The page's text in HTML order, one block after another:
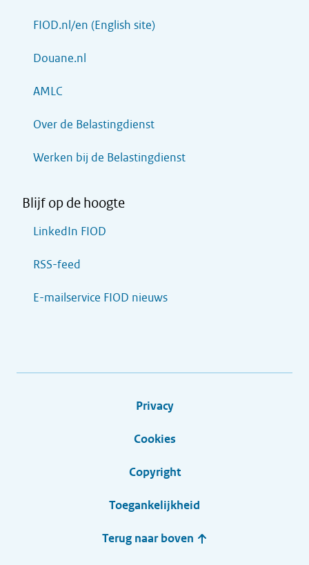
FIOD.nl/en (English site)
Douane.nl
AMLC
Over de Belastingdienst
Werken bij de Belastingdienst
Blijf op de hoogte
LinkedIn FIOD
RSS-feed
E-mailservice FIOD nieuws
Privacy
Cookies
Copyright
Toegankelijkheid
Terug naar boven